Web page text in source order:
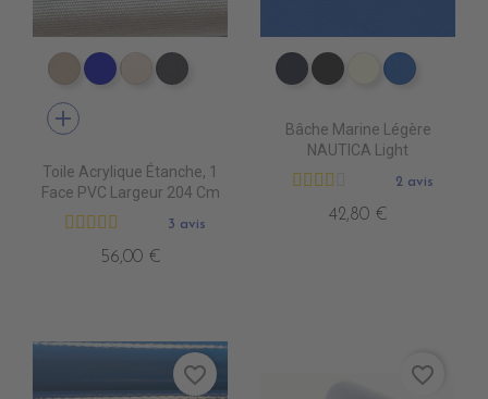
PR1590 PARIS BEIGE
PR1480 MARINE BLUE
PR1790 BEIGE CLAIR
PR1890 ANTHRACITE
add
Toile Acrylique Étanche, 1
Face PVC Largeur 204 Cm
3 avis
56,00 €
PE4120 NAVY
PE4130 NOIR
PE4100PE4070
Bâche Marine Légère
NAUTICA Light
2 avis
42,80 €
favorite_border favorite_border